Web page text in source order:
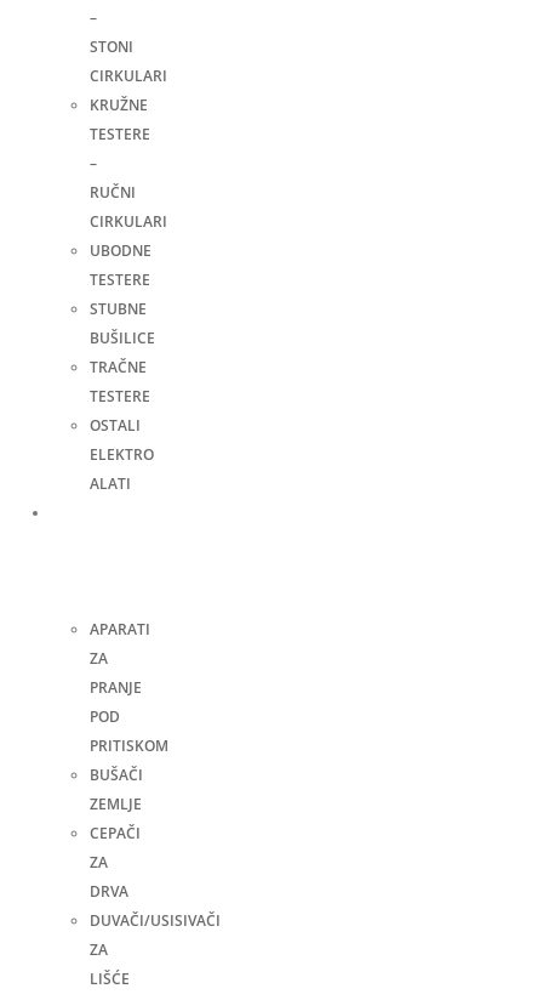
–
STONI
CIRKULARI
KRUŽNE
TESTERE
–
RUČNI
CIRKULARI
UBODNE
TESTERE
STUBNE
BUŠILICE
TRAČNE
TESTERE
OSTALI
ELEKTRO
ALATI
APARATI
ZA
PRANJE
POD
PRITISKOM
BUŠAČI
ZEMLJE
CEPAČI
ZA
DRVA
DUVAČI/USISIVAČI
ZA
LIŠĆE